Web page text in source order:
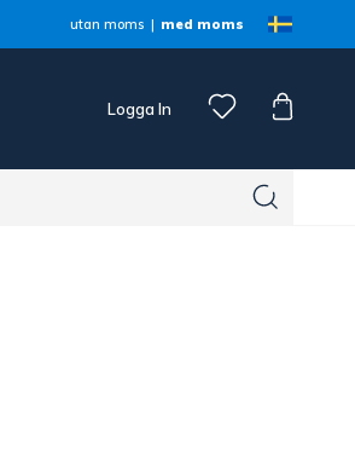
utan moms med moms
Logga In